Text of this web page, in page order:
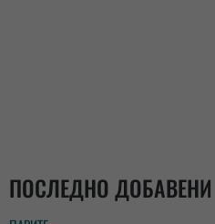
ПОСЛЕДНО ДОБАВЕНИ